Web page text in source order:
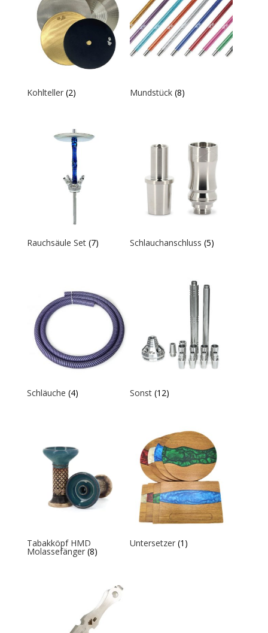
Kohlteller (2) Mundstück (8)
Rauchsäule Set (7) Schlauchanschluss (5)
Schläuche (4) Sonst (12)
Tabakköpf HMD
Molassefänger (8)
Untersetzer (1)